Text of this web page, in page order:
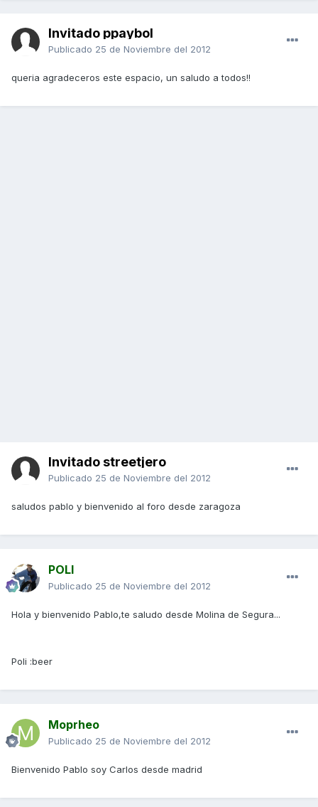
Invitado ppaybol
Publicado 25 de Noviembre del 2012
queria agradeceros este espacio, un saludo a todos!!
Invitado streetjero
Publicado 25 de Noviembre del 2012
saludos pablo y bienvenido al foro desde zaragoza
POLI
Publicado 25 de Noviembre del 2012
Hola y bienvenido Pablo,te saludo desde Molina de Segura...
Poli :beer
Moprheo
Publicado 25 de Noviembre del 2012
Bienvenido Pablo soy Carlos desde madrid